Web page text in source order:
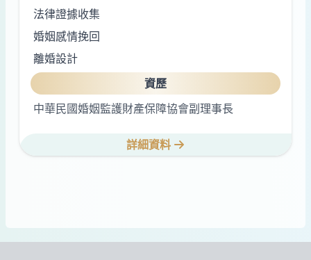
法律證據收集
婚姻感情挽回
離婚設計
資歷
中華民國婚姻監護財產保障協會副理事長
詳細資料